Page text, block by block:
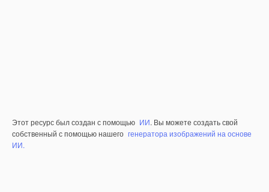
Этот ресурс был создан с помощью ИИ. Вы можете создать свой
собственный с помощью нашего генератора изображений на основе
ИИ.